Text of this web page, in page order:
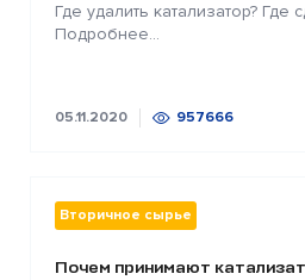
Где удалить катализатор? Где
Подробнее...
05.11.2020 957666
Вторичное сырье
Почем принимают